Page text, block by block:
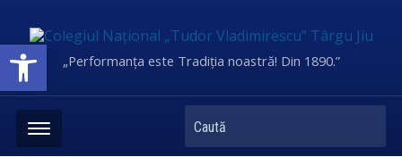
Deschide bara de unelte„Performanța este Tradiția noastră! Din 1890.”
Caută